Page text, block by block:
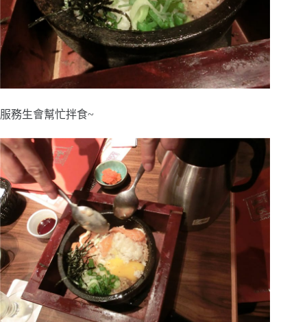
服務生會幫忙拌食~